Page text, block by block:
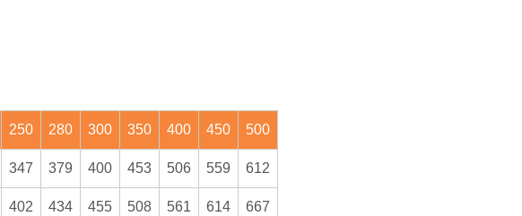
250 280 300 350 400 450 500
347 379 400 453 506 559 612
402 434 455 508 561 614 667